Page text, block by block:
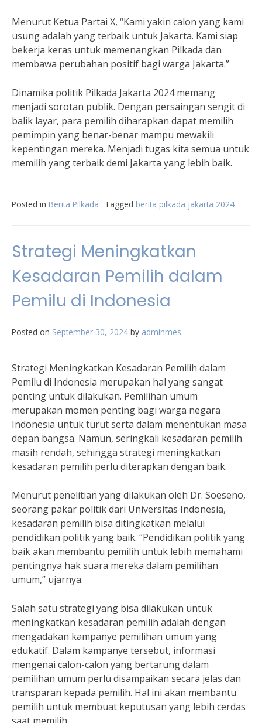
Menurut Ketua Partai X, “Kami yakin calon yang kami
usung adalah yang terbaik untuk Jakarta. Kami siap
bekerja keras untuk memenangkan Pilkada dan
membawa perubahan positif bagi warga Jakarta.”
Dinamika politik Pilkada Jakarta 2024 memang
menjadi sorotan publik. Dengan persaingan sengit di
balik layar, para pemilih diharapkan dapat memilih
pemimpin yang benar-benar mampu mewakili
kepentingan mereka. Menjadi tugas kita semua untuk
memilih yang terbaik demi Jakarta yang lebih baik.
Posted in Berita Pilkada Tagged berita pilkada jakarta 2024
Strategi Meningkatkan
Kesadaran Pemilih dalam
Pemilu di Indonesia
Posted on September 30, 2024 by adminmes
Strategi Meningkatkan Kesadaran Pemilih dalam
Pemilu di Indonesia merupakan hal yang sangat
penting untuk dilakukan. Pemilihan umum
merupakan momen penting bagi warga negara
Indonesia untuk turut serta dalam menentukan masa
depan bangsa. Namun, seringkali kesadaran pemilih
masih rendah, sehingga strategi meningkatkan
kesadaran pemilih perlu diterapkan dengan baik.
Menurut penelitian yang dilakukan oleh Dr. Soeseno,
seorang pakar politik dari Universitas Indonesia,
kesadaran pemilih bisa ditingkatkan melalui
pendidikan politik yang baik. “Pendidikan politik yang
baik akan membantu pemilih untuk lebih memahami
pentingnya hak suara mereka dalam pemilihan
umum,” ujarnya.
Salah satu strategi yang bisa dilakukan untuk
meningkatkan kesadaran pemilih adalah dengan
mengadakan kampanye pemilihan umum yang
edukatif. Dalam kampanye tersebut, informasi
mengenai calon-calon yang bertarung dalam
pemilihan umum perlu disampaikan secara jelas dan
transparan kepada pemilih. Hal ini akan membantu
pemilih untuk membuat keputusan yang lebih cerdas